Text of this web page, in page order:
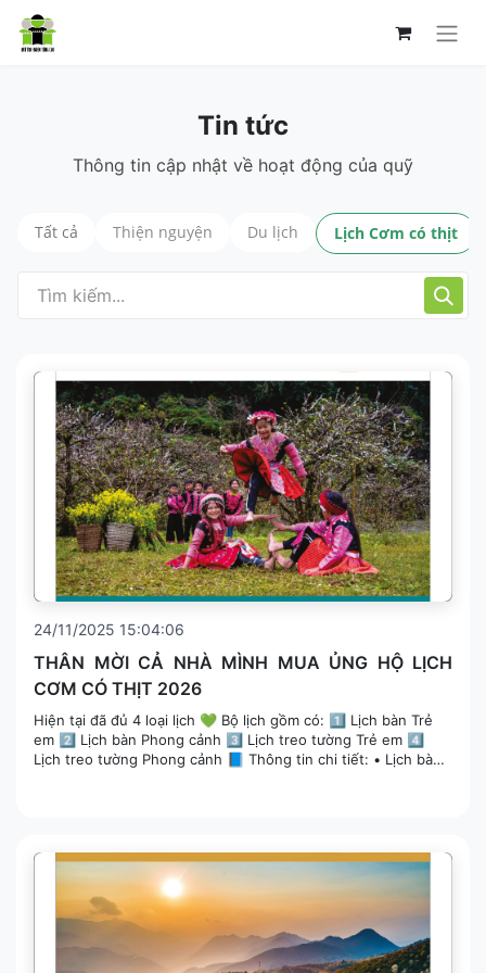
Tin tức
Thông tin cập nhật về hoạt động của quỹ
Tất cả Thiện nguyện Du lịch Lịch Cơm có thịt
24/11/2025 15:04:06
THÂN MỜI CẢ NHÀ MÌNH MUA ỦNG HỘ LỊCH
CƠM CÓ THỊT 2026
Hiện tại đã đủ 4 loại lịch 💚 Bộ lịch gồm có: 1️⃣ Lịch bàn Trẻ
em 2️⃣ Lịch bàn Phong cảnh 3️⃣ Lịch treo tường Trẻ em 4️⃣
Lịch treo tường Phong cảnh 📘 Thông tin chi tiết: • Lịch bàn